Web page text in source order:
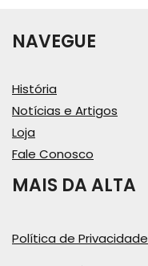
NAVEGUE
História
Notícias e Artigos
Loja
Fale Conosco
MAIS DA ALTA
Política de Privacidade